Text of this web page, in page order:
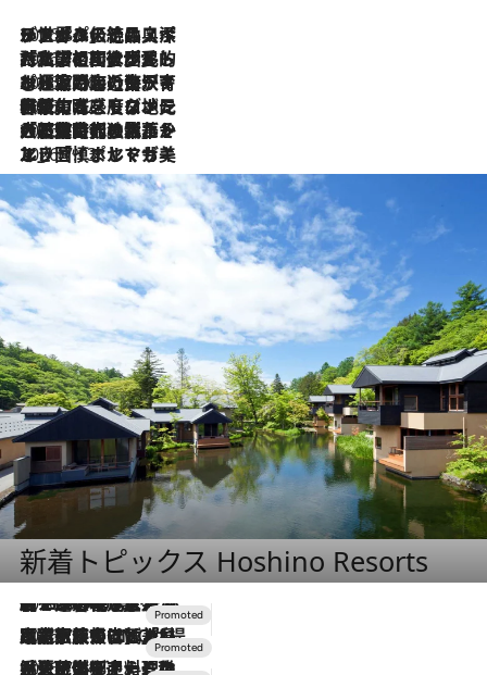
2026.8.8
リスボンの絶品スイーツ「パステル・デ・ナタ」とは？ポルトガル伝統の奥深い世界へ
2026.7.27
「私の祖国はポルトガル語です」国民的詩人フェルナンド・ペソアと、彼が愛した文学の街を歩く
2026.7.26
ポルトガル近海が育む極上の海の幸。キリリと冷えた白ワインと愉しむ、シーフード専門店の贅沢
2026.7.22
伝統の味をモダンに昇華。高感度な地元客が集う、リスボンの最旬ガストロノミー
2026.7.21
大航海時代の栄華から、震災、独裁、そして革命へ。ポルトガル・首都リスボンの石畳に刻まれた「歴史の光と影」
2026.7.13
エッセイ・ヤマザキマリ「慎ましくも美しき国 ポルトガル」
新着トピックス Hoshino Resorts
2026.8.7
【トンボの足水浴】ヒノキの香りに包まれて涼感マックス！約13℃の湧水かけ流しを避暑地「星野温泉 トンボの湯」で体験
2026.7.31
【ホテル帰省】という選択肢をOMOが提案。家族とほどよい距離を保つには「昼は実家、夜は気兼ねなくホテルで！」
2026.7.24
【夏限定ディナーコース】旬を迎える稚鮎や花ズッキーニなどをイタリア・トスカーナの郷土料理の手法で満喫！